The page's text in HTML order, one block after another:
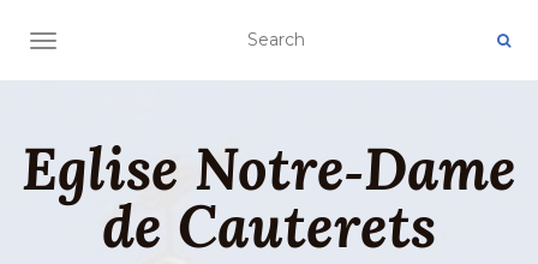
AFFICHER/MASQUER LA NAVIGATION
Eglise Notre‑Dame
de Cauterets